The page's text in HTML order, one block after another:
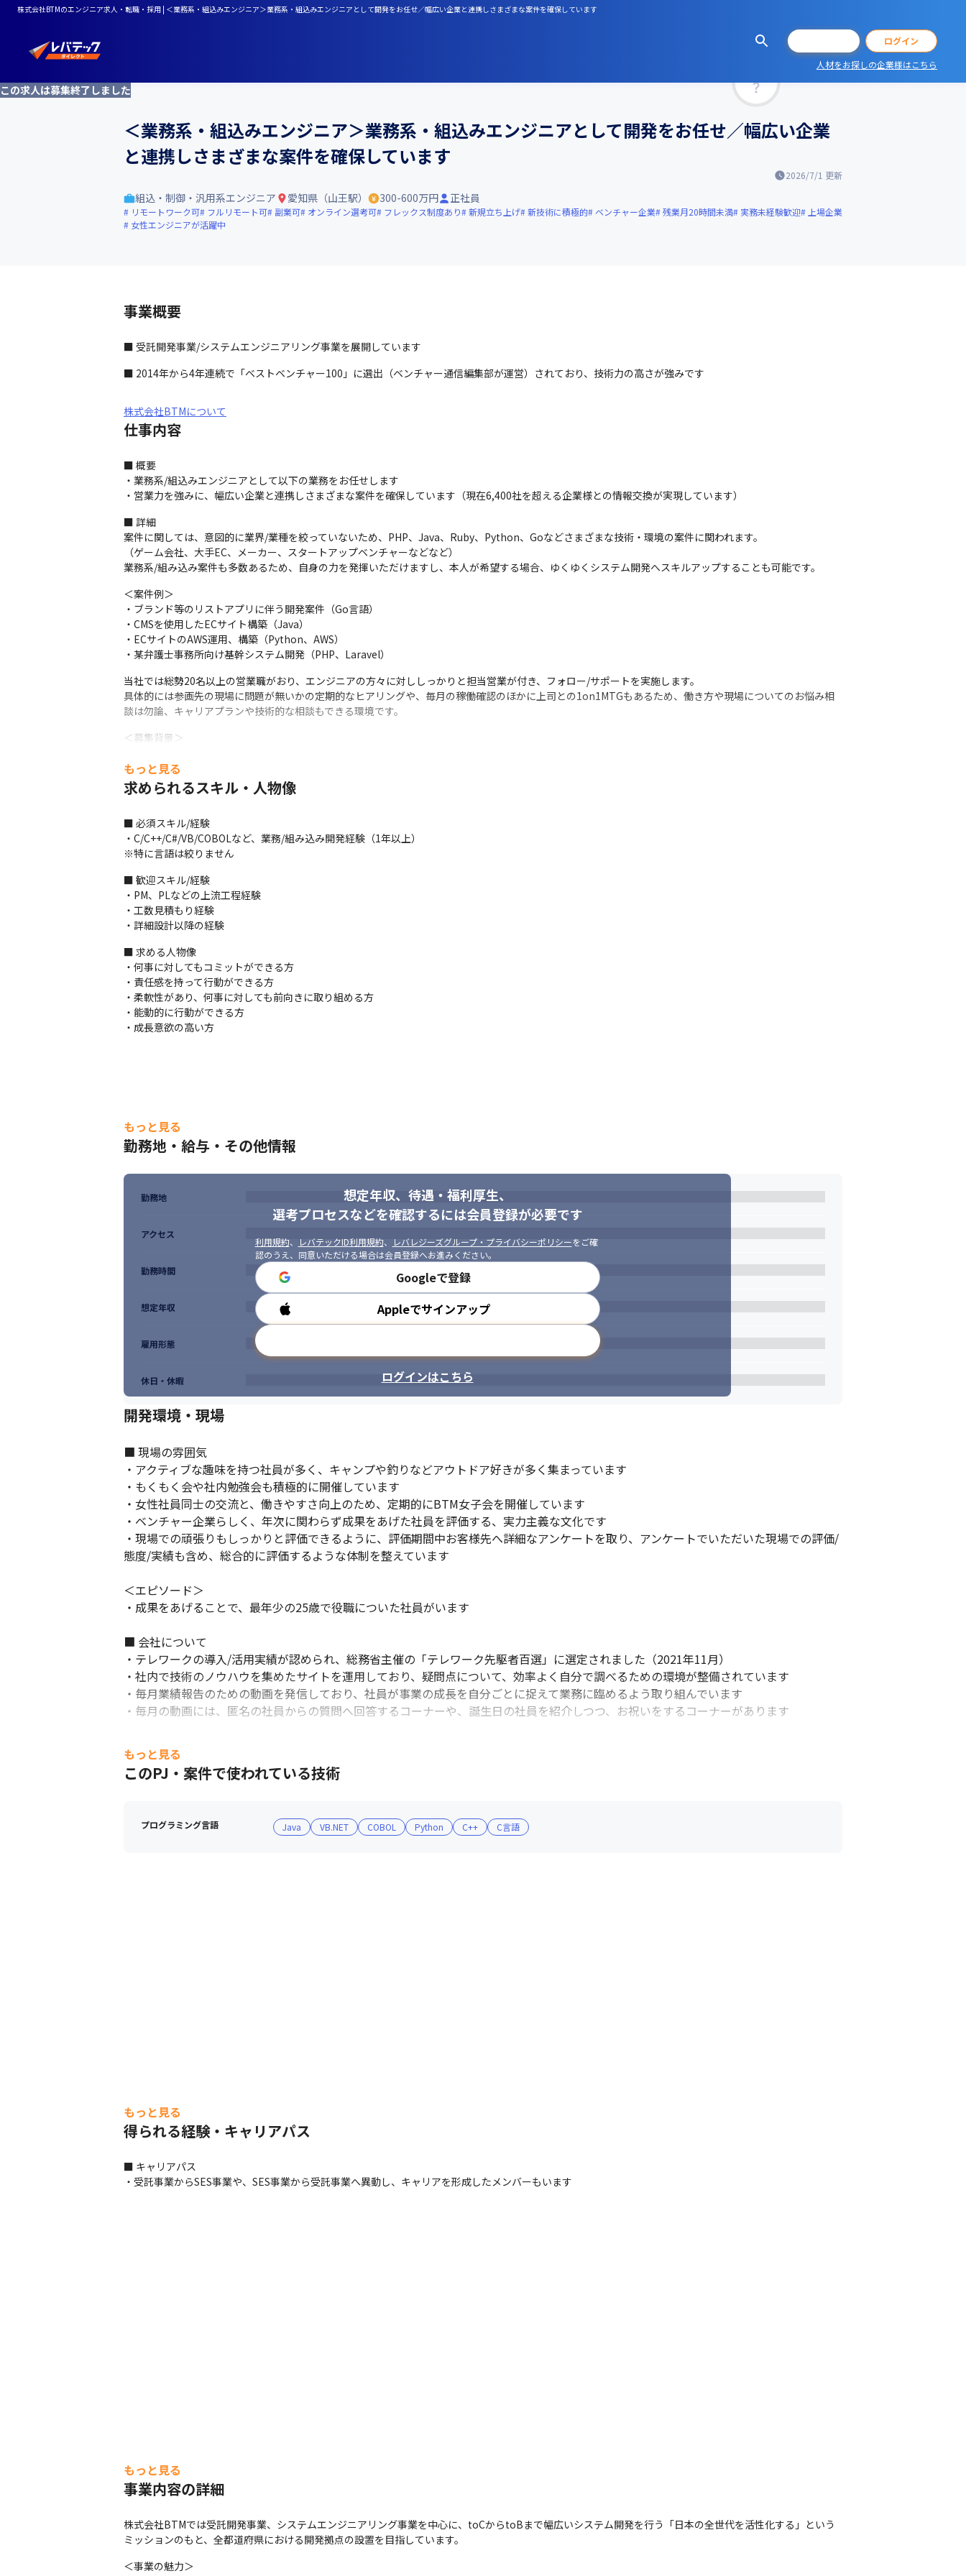
株式会社BTMのエンジニア求人・転職・採用 | ＜業務系・組込みエンジニア＞業務系・組込みエンジニアとして開発をお任せ／幅広い企業と連携しさまざまな案件を確保しています
ログイン
人材をお探しの企業様はこちら
この求人は募集終了しました
＜業務系・組込みエンジニア＞業務系・組込みエンジニアとして開発をお任せ／幅広い企業
と連携しさまざまな案件を確保しています
2026/7/1 更新
組込・制御・汎用系エンジニア 愛知県（山王駅） 300-600万円 正社員
リモートワーク可 フルリモート可 副業可 オンライン選考可 フレックス制度あり 新規立ち上げ 新技術に積極的 ベンチャー企業 残業月20時間未満 実務未経験歓迎
上場企業
女性エンジニアが活躍中
事業概要
■ 受託開発事業/システムエンジニアリング事業を展開しています
■ 2014年から4年連続で「ベストベンチャー100」に選出（ベンチャー通信編集部が運営）されており、技術力の高さが強みです
株式会社BTMについて
仕事内容
■ 概要
・業務系/組込みエンジニアとして以下の業務をお任せします
・営業力を強みに、幅広い企業と連携しさまざまな案件を確保しています（現在6,400社を超える企業様との情報交換が実現しています）
■ 詳細
案件に関しては、意図的に業界/業種を絞っていないため、PHP、Java、Ruby、Python、Goなどさまざまな技術・環境の案件に関われます。
（ゲーム会社、大手EC、メーカー、スタートアップベンチャーなどなど）
業務系/組み込み案件も多数あるため、自身の力を発揮いただけますし、本人が希望する場合、ゆくゆくシステム開発へスキルアップすることも可能です。
＜案件例＞
・ブランド等のリストアプリに伴う開発案件（Go言語）
・CMSを使用したECサイト構築（Java）
・ECサイトのAWS運用、構築（Python、AWS）
・某弁護士事務所向け基幹システム開発（PHP、Laravel）
当社では総勢20名以上の営業職がおり、エンジニアの方々に対ししっかりと担当営業が付き、フォロー/サポートを実施します。
具体的には参画先の現場に問題が無いかの定期的なヒアリングや、毎月の稼働確認のほかに上司との1on1MTGもあるため、働き方や現場についてのお悩み相
談は勿論、キャリアプランや技術的な相談もできる環境です。
＜募集背景＞
もっと見る
求められるスキル・人物像
■ 必須スキル/経験
・C/C++/C#/VB/COBOLなど、業務/組み込み開発経験（1年以上）
※特に言語は絞りません
■ 歓迎スキル/経験
・PM、PLなどの上流工程経験
・工数見積もり経験
・詳細設計以降の経験
■ 求める人物像
・何事に対してもコミットができる方
・責任感を持って行動ができる方
・柔軟性があり、何事に対しても前向きに取り組める方
・能動的に行動ができる方
・成長意欲の高い方
もっと見る
勤務地・給与・その他情報
想定年収、待遇・福利厚生、
選考プロセスなどを確認するには会員登録が必要です
利用規約、 レバテックID利用規約、 レバレジーズグループ・プライバシーポリシーをご確
認のうえ、同意いただける場合は会員登録へお進みください。
Googleで登録
Appleでサインアップ
ログインはこちら
勤務地
アクセス
勤務時間
想定年収
雇用形態
休日・休暇
開発環境・現場
■ 現場の雰囲気
・アクティブな趣味を持つ社員が多く、キャンプや釣りなどアウトドア好きが多く集まっています
・もくもく会や社内勉強会も積極的に開催しています
・女性社員同士の交流と、働きやすさ向上のため、定期的にBTM女子会を開催しています
・ベンチャー企業らしく、年次に関わらず成果をあげた社員を評価する、実力主義な文化です
・現場での頑張りもしっかりと評価できるように、評価期間中お客様先へ詳細なアンケートを取り、アンケートでいただいた現場での評価/
態度/実績も含め、総合的に評価するような体制を整えています
＜エピソード＞
・成果をあげることで、最年少の25歳で役職についた社員がいます
■ 会社について
・テレワークの導入/活用実績が認められ、総務省主催の「テレワーク先駆者百選」に選定されました（2021年11月）
・社内で技術のノウハウを集めたサイトを運用しており、疑問点について、効率よく自分で調べるための環境が整備されています
・毎月業績報告のための動画を発信しており、社員が事業の成長を自分ごとに捉えて業務に臨めるよう取り組んでいます
・毎月の動画には、匿名の社員からの質問へ回答するコーナーや、誕生日の社員を紹介しつつ、お祝いをするコーナーがあります
もっと見る
このPJ・案件で使われている技術
プログラミング言語 Java VB.NET COBOL Python C++ C言語
もっと見る
得られる経験・キャリアパス
■ キャリアパス
・受託事業からSES事業や、SES事業から受託事業へ異動し、キャリアを形成したメンバーもいます
もっと見る
事業内容の詳細
株式会社BTMでは受託開発事業、システムエンジニアリング事業を中心に、toCからtoBまで幅広いシステム開発を行う「日本の全世代を活性化する」という
ミッションのもと、全都道府県における開発拠点の設置を目指しています。
＜事業の魅力＞